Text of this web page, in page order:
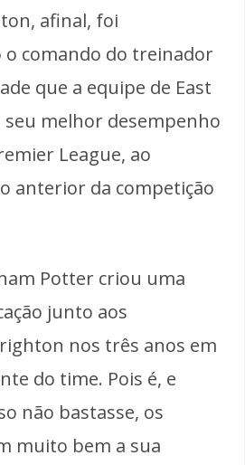
afinal, foi
o comando do treinador
que a equipe de East
seu melhor desempenho
League, ao
anterior da competição
Potter criou uma
junto aos
nos três anos em
do time. Pois é, e
não bastasse, os
muito bem a sua